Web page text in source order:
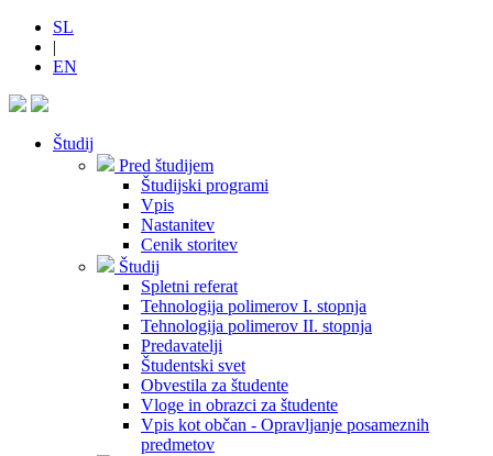
SL
|
EN
Študij
Pred študijem
Študijski programi
Vpis
Nastanitev
Cenik storitev
Študij
Spletni referat
Tehnologija polimerov I. stopnja
Tehnologija polimerov II. stopnja
Predavatelji
Študentski svet
Obvestila za študente
Vloge in obrazci za študente
Vpis kot občan - Opravljanje posameznih
predmetov